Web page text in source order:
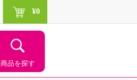
商品を探す
¥0